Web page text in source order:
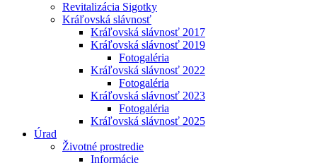
Revitalizácia Sigotky
Kráľovská slávnosť
Kráľovská slávnosť 2017
Kráľovská slávnosť 2019
Fotogaléria
Kráľovská slávnosť 2022
Fotogaléria
Kráľovská slávnosť 2023
Fotogaléria
Kráľovská slávnosť 2025
Úrad
Životné prostredie
Informácie